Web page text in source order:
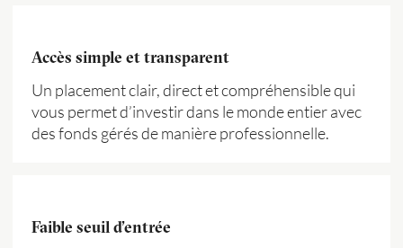
Accès simple et transparent
Un placement clair, direct et compréhensible qui
vous permet d’investir dans le monde entier avec
des fonds gérés de manière professionnelle.
Faible seuil d’entrée